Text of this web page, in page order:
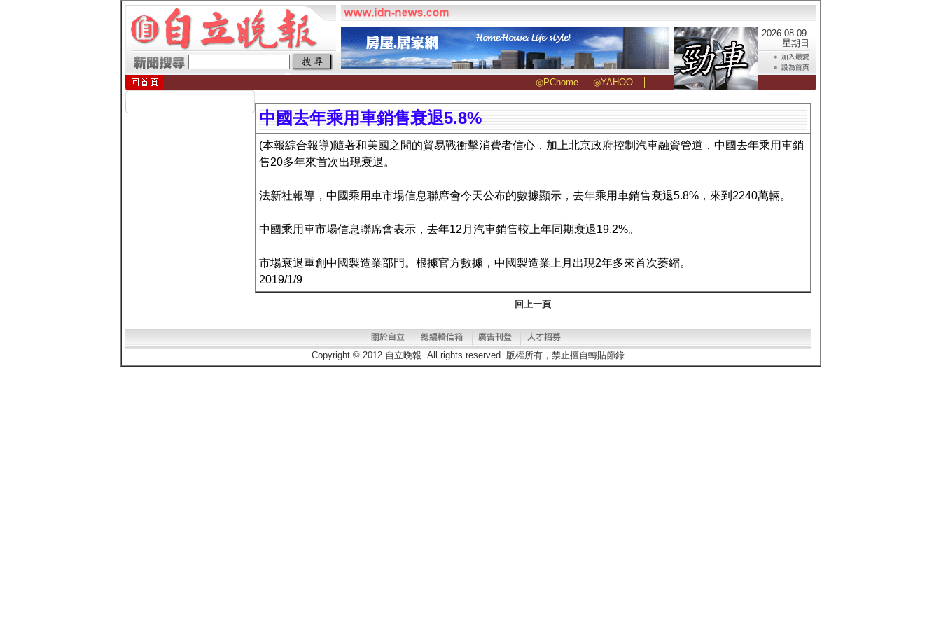
2026-08-09-
星期日
◎PChome│ ◎YAHOO│
中國去年乘用車銷售衰退5.8%
(本報綜合報導)隨著和美國之間的貿易戰衝擊消費者信心，加上北京政府控制汽車融資管道，中國去年乘用車銷
售20多年來首次出現衰退。
法新社報導，中國乘用車市場信息聯席會今天公布的數據顯示，去年乘用車銷售衰退5.8%，來到2240萬輛。
中國乘用車市場信息聯席會表示，去年12月汽車銷售較上年同期衰退19.2%。
市場衰退重創中國製造業部門。根據官方數據，中國製造業上月出現2年多來首次萎縮。
2019/1/9
回上一頁
Copyright © 2012 自立晚報. All rights reserved. 版權所有，禁止擅自轉貼節錄